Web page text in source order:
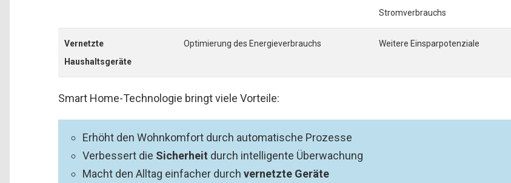
Stromverbrauchs
Vernetzte
Haushaltsgeräte
Optimierung des Energieverbrauchs Weitere Einsparpotenziale
Smart Home-Technologie bringt viele Vorteile:
Erhöht den Wohnkomfort durch automatische Prozesse
Verbessert die Sicherheit durch intelligente Überwachung
Macht den Alltag einfacher durch vernetzte Geräte